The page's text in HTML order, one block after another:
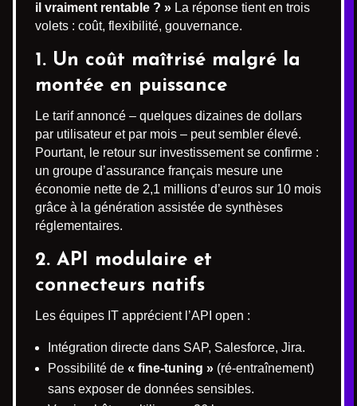
il vraiment rentable ? » La réponse tient en trois
volets : coût, flexibilité, gouvernance.
1. Un coût maîtrisé malgré la
montée en puissance
Le tarif annoncé – quelques dizaines de dollars
par utilisateur et par mois – peut sembler élevé.
Pourtant, le retour sur investissement se confirme :
un groupe d’assurance français mesure une
économie nette de 2,1 millions d’euros sur 10 mois
grâce à la génération assistée de synthèses
réglementaires.
2. API modulaire et
connecteurs natifs
Les équipes IT apprécient l’API open :
Intégration directe dans SAP, Salesforce, Jira.
Possibilité de « fine-tuning » (ré-entraînement)
sans exposer de données sensibles.